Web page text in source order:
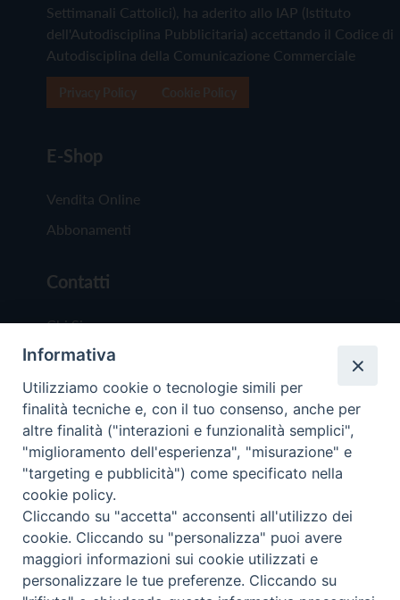
Settimanali Cattolici), ha aderito allo IAP (Istituto
dell'Autodisciplina Pubblicitaria) accettando il Codice di
Autodisciplina della Comunicazione Commerciale
E-Shop
Vendita Online
Abbonamenti
Contatti
Chi Siamo
Redazione
Scrivici
Copyright © 2019 - Tutti i diritti riservati - Vita
Trentina Editrice
Privacy Policy
Torna
Informativa
Utilizziamo cookie o tecnologie simili per
finalità tecniche e, con il tuo consenso, anche per
altre finalità ("interazioni e funzionalità semplici",
"miglioramento dell'esperienza", "misurazione" e
"targeting e pubblicità") come specificato nella
cookie policy.
Cliccando su "accetta" acconsenti all'utilizzo dei
cookie. Cliccando su "personalizza" puoi avere
maggiori informazioni sui cookie utilizzati e
personalizzare le tue preferenze. Cliccando su